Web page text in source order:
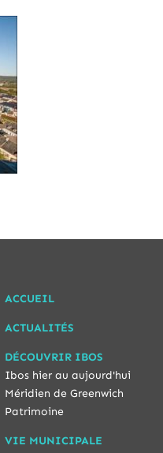
ACCUEIL
ACTUALITÉS
DÉCOUVRIR IBOS
Ibos hier au aujourd'hui
Méridien de Greenwich
Patrimoine
VIE MUNICIPALE